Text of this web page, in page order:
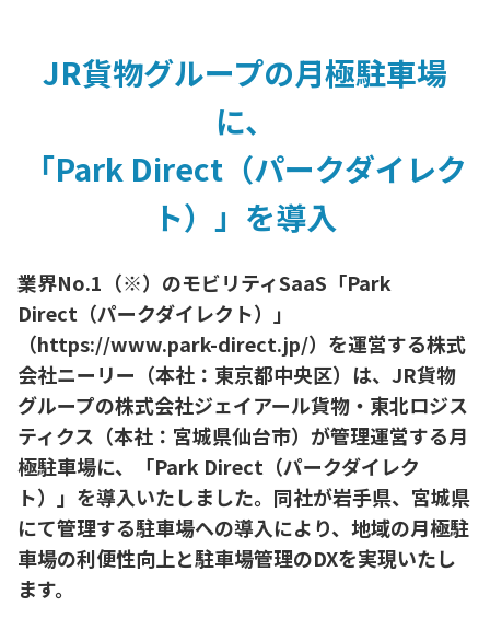
JR貨物グループの月極駐車場
に、
「Park Direct（パークダイレク
ト）」を導入
業界No.1（※）のモビリティSaaS「Park
Direct（パークダイレクト）」
（https://www.park-direct.jp/）を運営する株式
会社ニーリー（本社：東京都中央区）は、JR貨物
グループの株式会社ジェイアール貨物・東北ロジス
ティクス（本社：宮城県仙台市）が管理運営する月
極駐車場に、「Park Direct（パークダイレク
ト）」を導入いたしました。同社が岩手県、宮城県
にて管理する駐車場への導入により、地域の月極駐
車場の利便性向上と駐車場管理のDXを実現いたし
ます。